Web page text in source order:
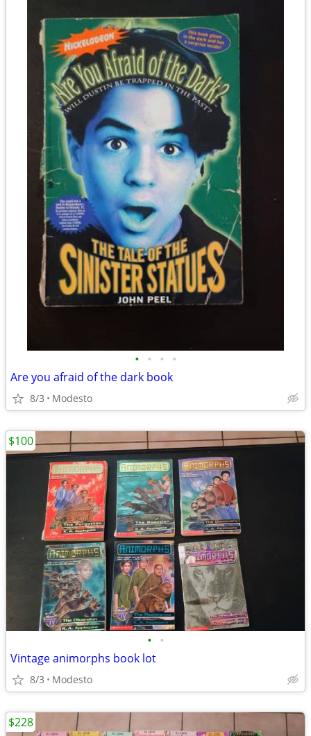
• • • •
Are you afraid of the dark book
8/3 Modesto
• •
Vintage animorphs book lot
8/3 Modesto
$100
$228